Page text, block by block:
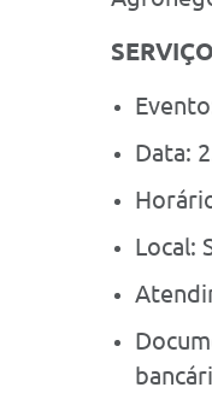
SERVIÇO
Data:
Local: